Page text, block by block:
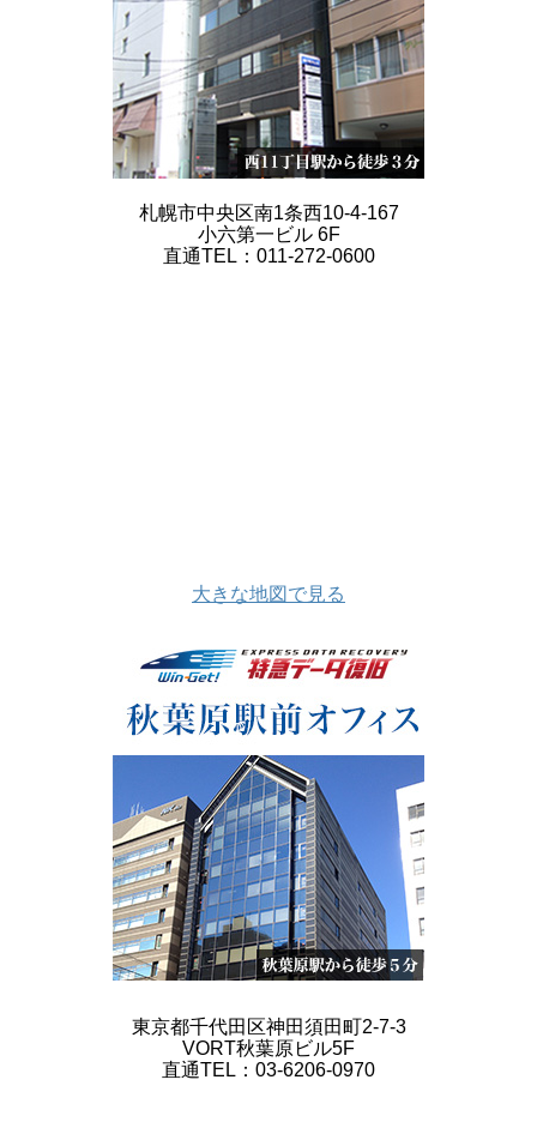
札幌市中央区南1条西10-4-167
小六第一ビル 6F
直通TEL：011-272-0600
大きな地図で見る
東京都千代田区神田須田町2-7-3
VORT秋葉原ビル5F
直通TEL：03-6206-0970